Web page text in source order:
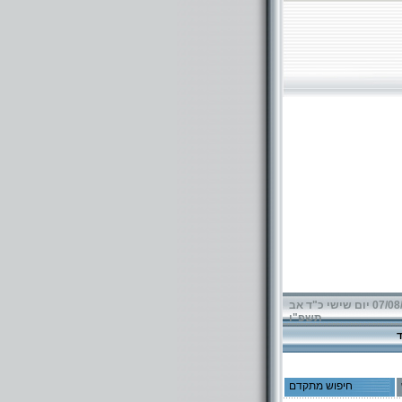
07/08/2026 יום שישי כ"ד אב
תשפ"ו
חיפוש מתקדם